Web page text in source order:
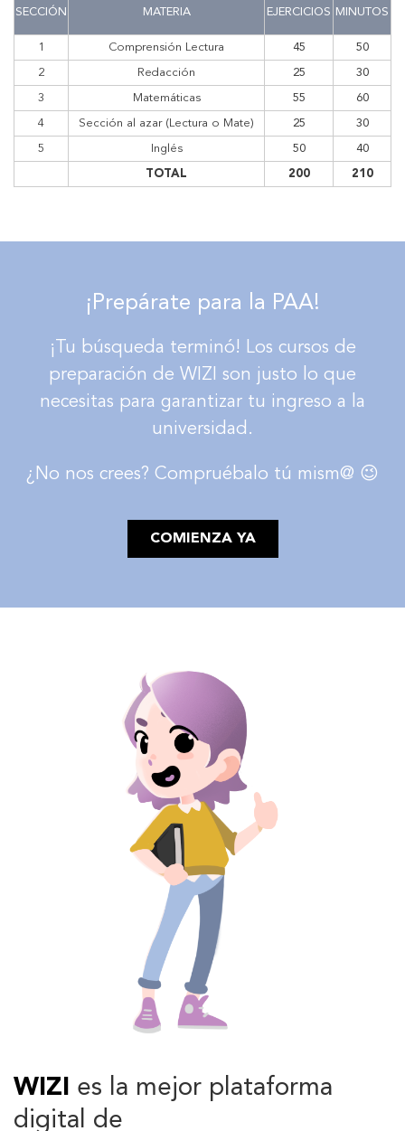
SECCIÓN MATERIA EJERCICIOS MINUTOS
1 Comprensión Lectura 45 50
2 Redacción 25 30
3 Matemáticas 55 60
4 Sección al azar (Lectura o Mate) 25 30
5 Inglés 50 40
TOTAL 200 210
¡Prepárate para la PAA!
¡Tu búsqueda terminó! Los cursos de
preparación de WIZI son justo lo que
necesitas para garantizar tu ingreso a la
universidad.
¿No nos crees? Compruébalo tú mism@ 😉
COMIENZA YA
WIZI es la mejor plataforma
digital de